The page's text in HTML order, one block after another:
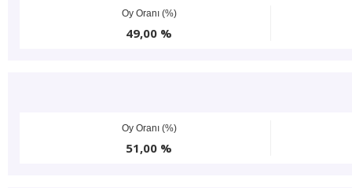
Oy Oranı (%)
49,00 %
Oy Oranı (%)
51,00 %